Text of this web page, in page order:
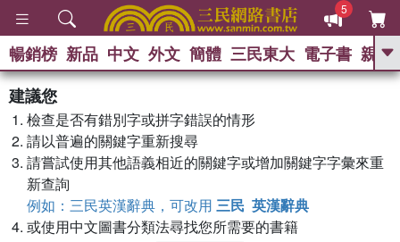
5
GO
熱搜：
暢銷榜 新品 中文 外文 簡體 三民東大 電子書 親子
建議您
檢查是否有錯別字或拼字錯誤的情形
請以普遍的關鍵字重新搜尋
請嘗試使用其他語義相近的關鍵字或增加關鍵字字彙來重
新查詢
例如：三民英漢辭典，可改用 三民 英漢辭典
或使用中文圖書分類法尋找您所需要的書籍